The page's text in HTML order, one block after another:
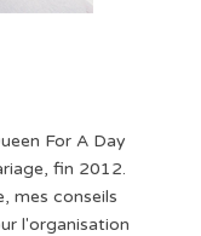
For A Day
fin 2012.
mes conseils
l'organisation